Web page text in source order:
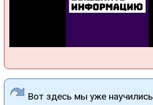
Вот здесь мы уже научились